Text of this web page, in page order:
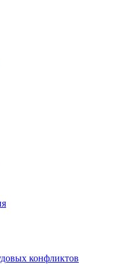
конфликтов